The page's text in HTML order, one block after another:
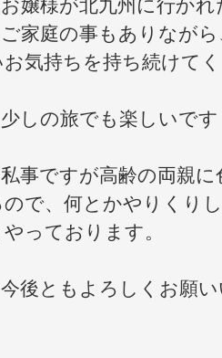
家庭の事もありなが
お気持ちを持ち続けて
しの旅でも楽しいで
事ですが高齢の両親
ので、何とかやりくり
やっております。
後ともよろしくお願
じん